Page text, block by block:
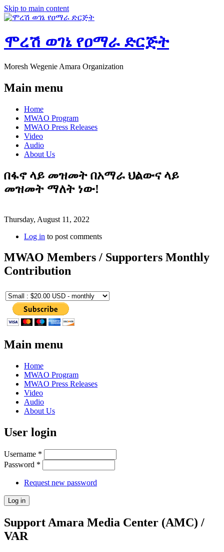
Skip to main content
ሞረሽ ወገኔ የዐማራ ድርጅት
Moresh Wegenie Amara Organization
Main menu
Home
MWAO Program
MWAO Press Releases
Video
Audio
About Us
በፋኖ ላይ መዝመት በአማራ ህልውና ላይ
መዝመት ማለት ነው!
Thursday, August 11, 2022
Log in to post comments
MWAO Members / Supporters Monthly
Contribution
Main menu
Home
MWAO Program
MWAO Press Releases
Video
Audio
About Us
User login
Username *
Password *
Request new password
Support Amara Media Center (AMC) /
VAR